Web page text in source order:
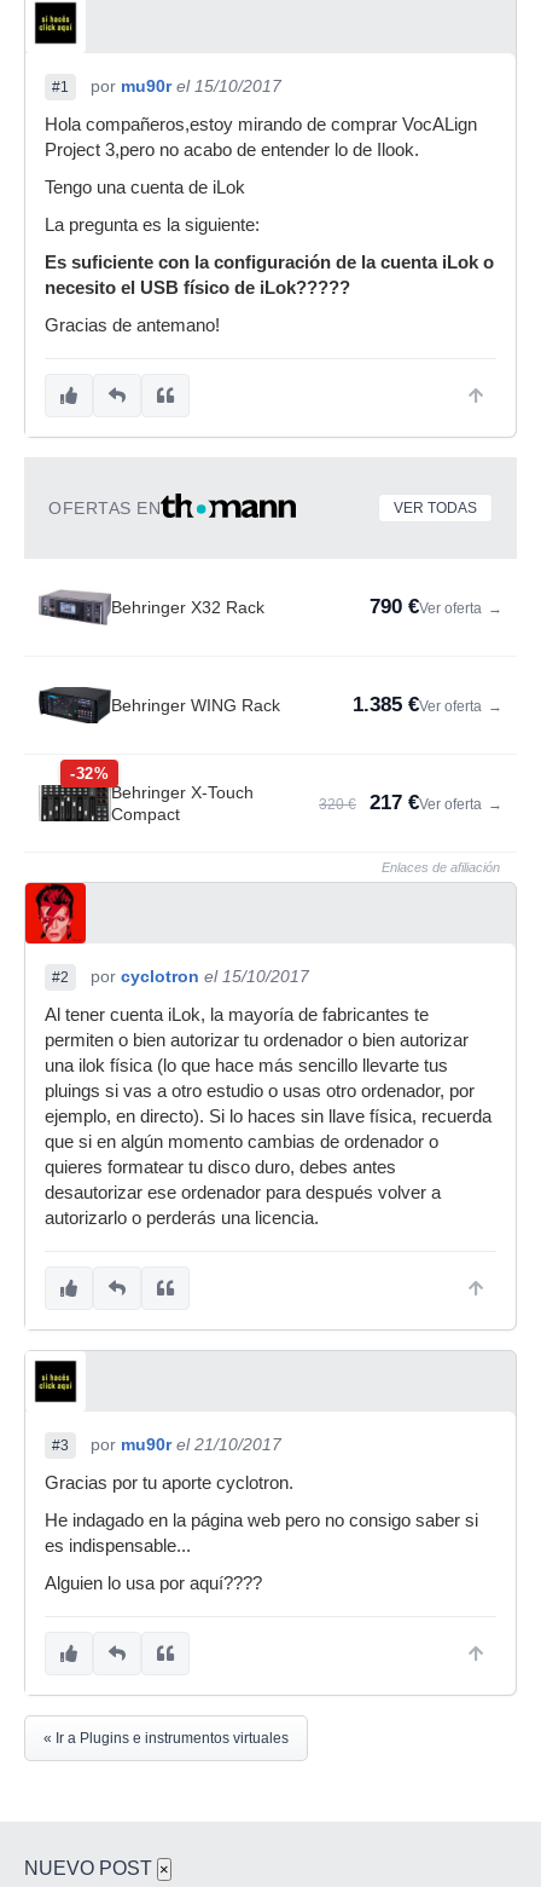
#1 por mu90r el 15/10/2017
Hola compañeros,estoy mirando de comprar VocALign
Project 3,pero no acabo de entender lo de Ilook.
Tengo una cuenta de iLok
La pregunta es la siguiente:
Es suficiente con la configuración de la cuenta iLok o
necesito el USB físico de iLok?????
Gracias de antemano!
OFERTAS EN VER TODAS
Behringer X32 Rack 790 €Ver oferta →
Behringer WING Rack 1.385 €Ver oferta →
-32%
Behringer X-Touch
Compact
320 € 217 €Ver oferta →
Enlaces de afiliación
#2 por cyclotron el 15/10/2017
Al tener cuenta iLok, la mayoría de fabricantes te
permiten o bien autorizar tu ordenador o bien autorizar
una ilok física (lo que hace más sencillo llevarte tus
pluings si vas a otro estudio o usas otro ordenador, por
ejemplo, en directo). Si lo haces sin llave física, recuerda
que si en algún momento cambias de ordenador o
quieres formatear tu disco duro, debes antes
desautorizar ese ordenador para después volver a
autorizarlo o perderás una licencia.
#3 por mu90r el 21/10/2017
Gracias por tu aporte cyclotron.
He indagado en la página web pero no consigo saber si
es indispensable...
Alguien lo usa por aquí????
« Ir a Plugins e instrumentos virtuales
NUEVO POST ×